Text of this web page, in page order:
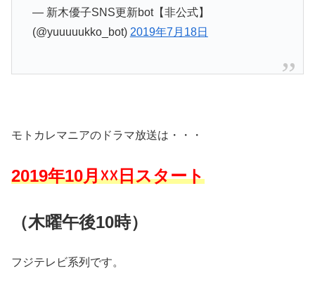
— 新木優子SNS更新bot【非公式】
(@yuuuuukko_bot) 2019年7月18日
モトカレマニアのドラマ放送は・・・
2019年10月☓☓日スタート
（木曜午後10時）
フジテレビ系列です。